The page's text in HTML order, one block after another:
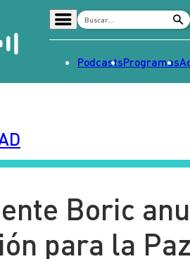
Señal 2
Tendencias
Contenido Patrocinado
PodcastsProgramas
Boric
para la